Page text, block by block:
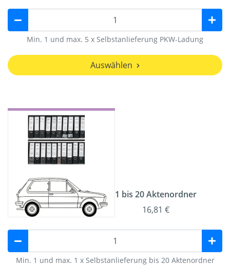
Min. 1 und max. 5 x Selbstanlieferung PKW-Ladung
Auswählen
1 bis 20 Aktenordner
16,81 €
Min. 1 und max. 1 x Selbstanlieferung bis 20 Aktenordner